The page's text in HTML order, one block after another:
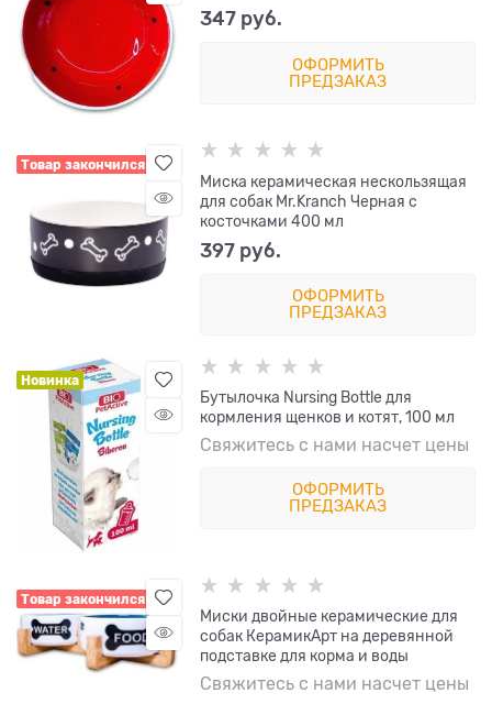
347 руб.
ОФОРМИТЬ
ПРЕДЗАКАЗ
Товар закончился
Миска керамическая нескользящая
для собак Mr.Kranch Черная с
косточками 400 мл
397 руб.
ОФОРМИТЬ
ПРЕДЗАКАЗ
Новинка
Бутылочка Nursing Bottle для
кормления щенков и котят, 100 мл
Свяжитесь с нами насчет цены
ОФОРМИТЬ
ПРЕДЗАКАЗ
Товар закончился
Миски двойные керамические для
собак КерамикАрт на деревянной
подставке для корма и воды
Свяжитесь с нами насчет цены